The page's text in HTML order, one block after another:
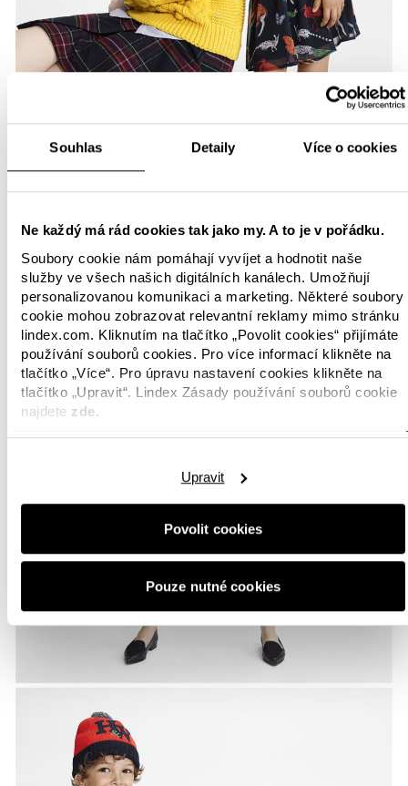
Souhlas Detaily Více o cookies
Ne každý má rád cookies tak jako my. A to je v pořádku.
Soubory cookie nám pomáhají vyvíjet a hodnotit naše
služby ve všech našich digitálních kanálech. Umožňují
personalizovanou komunikaci a marketing. Některé soubory
cookie mohou zobrazovat relevantní reklamy mimo stránku
lindex.com. Kliknutím na tlačítko „Povolit cookies“ přijímáte
používání souborů cookies. Pro více informací klikněte na
tlačítko „Více“. Pro úpravu nastavení cookies klikněte na
tlačítko „Upravit“. Lindex Zásady používání souborů cookie
najdete zde.
Povolit cookies
Upravit
Pouze nutné cookies